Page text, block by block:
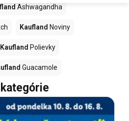
Ashwagandha
Kaufland Noviny
Kaufland Polievky
Guacamole